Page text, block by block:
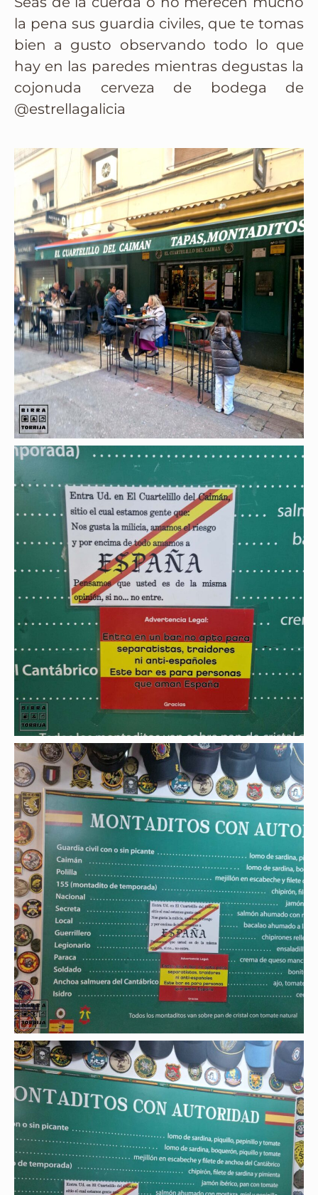
la pena sus guardia civiles, que te tomas
bien a gusto observando todo lo que
hay en las paredes mientras degustas la
cojonuda cerveza de bodega de
@estrellagalicia